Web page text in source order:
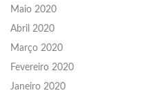
Maio 2020
Abril 2020
Março 2020
Fevereiro 2020
Janeiro 2020